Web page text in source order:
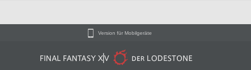
Version für Mobilgeräte